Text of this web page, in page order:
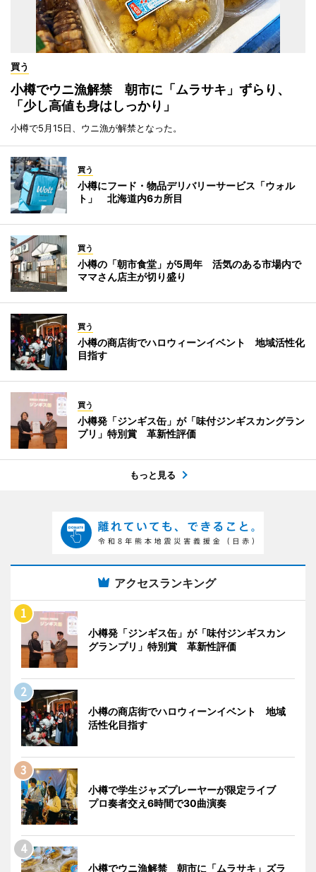
買う
小樽でウニ漁解禁 朝市に「ムラサキ」ずらり、
「少し高値も身はしっかり」
小樽で5月15日、ウニ漁が解禁となった。
買う
小樽にフード・物品デリバリーサービス「ウォル
ト」 北海道内6カ所目
買う
小樽の「朝市食堂」が5周年 活気のある市場内で
ママさん店主が切り盛り
買う
小樽の商店街でハロウィーンイベント 地域活性化
目指す
買う
小樽発「ジンギス缶」が「味付ジンギスカングラン
プリ」特別賞 革新性評価
もっと見る
アクセスランキング
小樽発「ジンギス缶」が「味付ジンギスカン
グランプリ」特別賞 革新性評価
小樽の商店街でハロウィーンイベント 地域
活性化目指す
小樽で学生ジャズプレーヤーが限定ライブ
プロ奏者交え6時間で30曲演奏
小樽でウニ漁解禁 朝市に「ムラサキ」ズラ